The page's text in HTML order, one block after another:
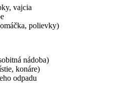
vajcia
polievky)
nádoba)
konáre)
odpadu